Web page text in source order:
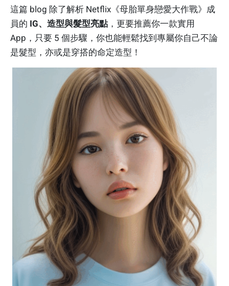
這篇 blog 除了解析 Netflix《母胎單身戀愛大作戰》成
員的 IG、造型與髮型亮點 ，更要推薦你一款實用
App，只要 5 個步驟，你也能輕鬆找到專屬你自己不論
是髮型，亦或是穿搭的命定造型！